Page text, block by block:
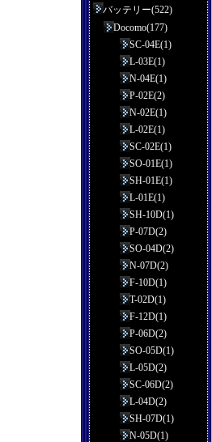
バッテリー(522)
Docomo(177)
SC-04E(1)
L-03E(1)
N-04E(1)
P-02E(2)
N-02E(1)
L-02E(1)
SC-02E(1)
SO-01E(1)
SH-01E(1)
L-01E(1)
SH-10D(1)
P-07D(2)
SO-04D(2)
N-07D(2)
F-10D(1)
T-02D(1)
F-12D(1)
P-06D(2)
SO-05D(1)
L-05D(2)
SC-06D(2)
L-04D(2)
SH-07D(1)
N-05D(1)